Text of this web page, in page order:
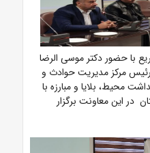
با حضور دکتر موسی الرضا
مرکز مدیریت حوادث و
محیط، بلایا و مبارزه با
در این معاونت برگزار